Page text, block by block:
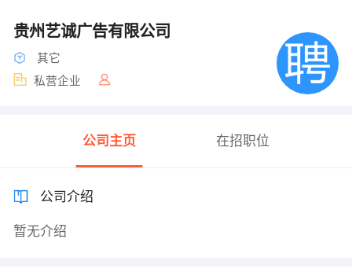
贵州艺诚广告有限公司
其它
私营企业
公司主页 在招职位
公司介绍
暂无介绍